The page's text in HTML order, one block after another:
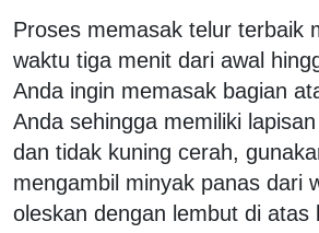
Proses memasak telur terbaik
waktu tiga menit dari awal
Anda ingin memasak bagian
Anda sehingga memiliki
dan tidak kuning cerah,
mengambil minyak panas dari
oleskan dengan lembut di atas